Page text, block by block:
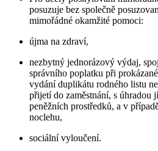
posuzuje bez společně
mimořádné okamžité pomoci:
újma na zdraví,
nezbytný jednorázový výdaj,
správního poplatku při
vydání duplikátu rodného listu
přijetí do zaměstnání, s úhradou
peněžních prostředků, a v
noclehu,
sociální vyloučení.